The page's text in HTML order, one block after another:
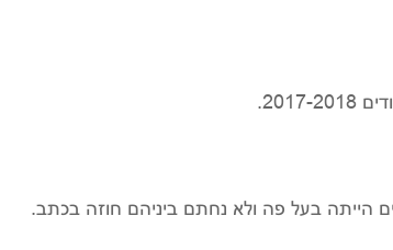
הייתה בעל פה ולא נחתם ביניהם חוזה בכתב.